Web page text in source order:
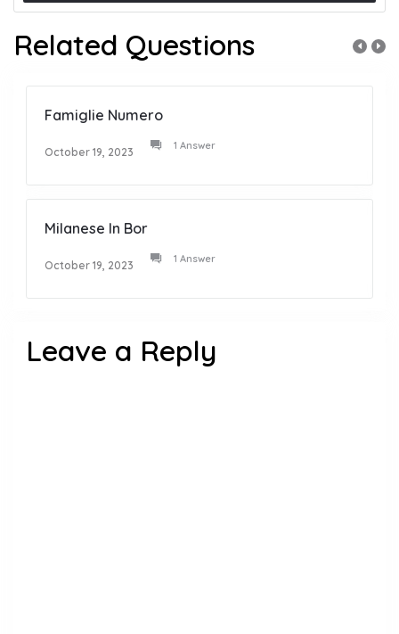
Related Questions
Famiglie Numero
October 19, 2023 1 Answer
Milanese In Bor
October 19, 2023 1 Answer
Leave a Reply